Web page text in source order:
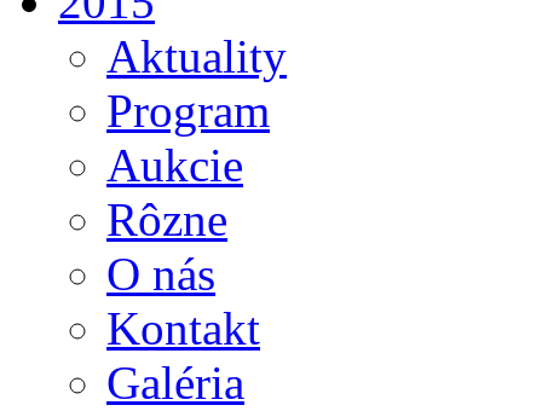
Aktuality
Program
Aukcie
Rôzne
O nás
Kontakt
Galéria